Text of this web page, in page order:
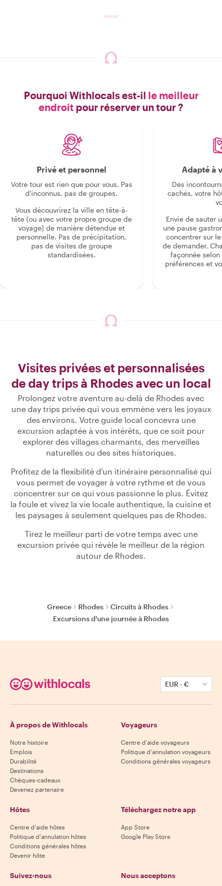
Pourquoi Withlocals est-il le meilleur
endroit pour réserver un tour ?
Privé et personnel
Votre tour est rien que pour vous. Pas
d'inconnus, pas de groupes.
Vous découvrirez la ville en tête-à-
tête (ou avec votre propre groupe de
voyage) de manière détendue et
personnelle. Pas de précipitation,
pas de visites de groupe
standardisées.
Adapté à
Des
cachés, votre
Envie de sauter
une pause
concentrer sur
de demander.
façonnée
préférences et
Visites privées et personnalisées
de day trips à Rhodes avec un local
Prolongez votre aventure au-delà de Rhodes avec
une day trips privée qui vous emmène vers les joyaux
des environs. Votre guide local concevra une
excursion adaptée à vos intérêts, que ce soit pour
explorer des villages charmants, des merveilles
naturelles ou des sites historiques.
Profitez de la flexibilité d'un itinéraire personnalisé qui
vous permet de voyager à votre rythme et de vous
concentrer sur ce qui vous passionne le plus. Évitez
la foule et vivez la vie locale authentique, la cuisine et
les paysages à seulement quelques pas de Rhodes.
Tirez le meilleur parti de votre temps avec une
excursion privée qui révèle le meilleur de la région
autour de Rhodes.
Greece Rhodes
Circuits à Rhodes
Excursions d'une journée à Rhodes
EUR-€
À propos de Withlocals
Notre histoire
Emplois
Durabilité
Destinations
Chèques-cadeaux
Devenez partenaire
Voyageurs
Centre d'aide voyageurs
Politique d'annulation voyageurs
Conditions générales voyageurs
Hôtes
Centre d'aide hôtes
Politique d'annulation hôtes
Conditions générales hôtes
Devenir hôte
Téléchargez notre app
App Store
Google Play Store
Suivez-nous Nous acceptons